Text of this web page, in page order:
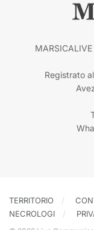
Registrato
TERRITORIO
NECROLOGI